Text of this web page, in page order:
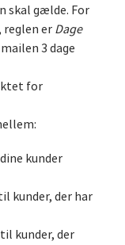
skal gælde. For
reglen er Dage
3 dage
for
kunder
kunder, der har
kunder, der